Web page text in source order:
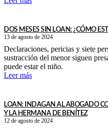
DOS MESES SIN LOAN: ¿CÓMO
13 de agosto de 2024
Declaraciones, pericias y siete
sustracción del menor siguen
puede estar el niño.
Leer más
LOAN: INDAGAN AL ABOGADO
Y LA HERMANA DE BENÍTEZ
12 de agosto de 2024